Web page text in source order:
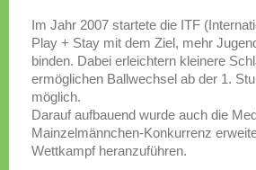
Im Jahr 2007 startete die ITF
Play + Stay mit dem Ziel, mehr
binden. Dabei erleichtern kleinere
ermöglichen Ballwechsel ab der 1.
möglich.
Darauf aufbauend wurde auch die
Mainzelmännchen-Konkurrenz
Wettkampf heranzuführen.